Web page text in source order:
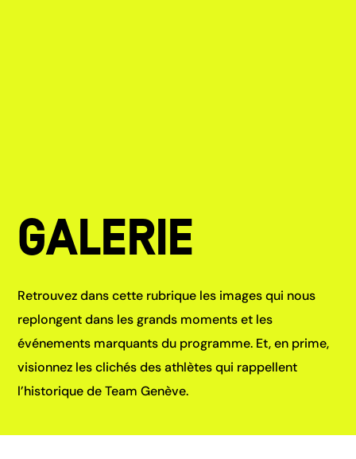
Galerie
Retrouvez dans cette rubrique les images qui nous
replongent dans les grands moments et les
événements marquants du programme. Et, en prime,
visionnez les clichés des athlètes qui rappellent
l’historique de Team Genève.